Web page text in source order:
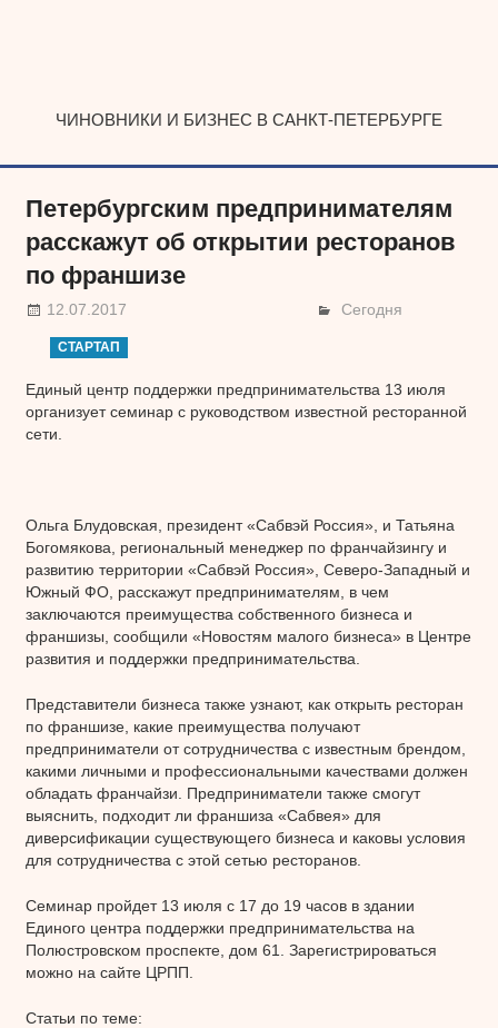
ЧИНОВНИКИ И БИЗНЕС В САНКТ-ПЕТЕРБУРГЕ
Петербургским предпринимателям
расскажут об открытии ресторанов
по франшизе
12.07.2017 Сегодня
СТАРТАП
Единый центр поддержки предпринимательства 13 июля
организует семинар с руководством известной ресторанной
сети.
Ольга Блудовская, президент «Сабвэй Россия», и Татьяна
Богомякова, региональный менеджер по франчайзингу и
развитию территории «Сабвэй Россия», Северо-Западный и
Южный ФО, расскажут предпринимателям, в чем
заключаются преимущества собственного бизнеса и
франшизы, сообщили «Новостям малого бизнеса» в Центре
развития и поддержки предпринимательства.
Представители бизнеса также узнают, как открыть ресторан
по франшизе, какие преимущества получают
предприниматели от сотрудничества с известным брендом,
какими личными и профессиональными качествами должен
обладать франчайзи. Предприниматели также смогут
выяснить, подходит ли франшиза «Сабвея» для
диверсификации существующего бизнеса и каковы условия
для сотрудничества с этой сетью ресторанов.
Семинар пройдет 13 июля с 17 до 19 часов в здании
Единого центра поддержки предпринимательства на
Полюстровском проспекте, дом 61. Зарегистрироваться
можно на сайте ЦРПП.
Статьи по теме: